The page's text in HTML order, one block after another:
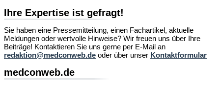
Ihre Expertise ist gefragt!
Sie haben eine Pressemitteilung, einen Fachartikel, aktuelle
Meldungen oder wertvolle Hinweise? Wir freuen uns über Ihre
Beiträge! Kontaktieren Sie uns gerne per E-Mail an
redaktion@medconweb.de oder über unser Kontaktformular
medconweb.de